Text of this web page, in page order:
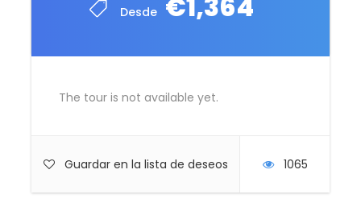
Desde
The tour is not available yet.
Guardar en la lista de deseos 1065
Maya Enero